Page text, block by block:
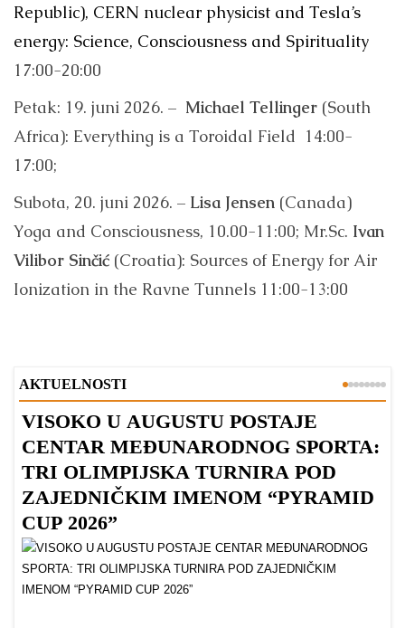
Republic), CERN nuclear physicist and Tesla’s
energy: Science, Consciousness and Spirituality
17:00-20:00
Petak: 19. juni 2026. – Michael Tellinger (South
Africa): Everything is a Toroidal Field 14:00-
17:00;
Subota, 20. juni 2026. – Lisa Jensen (Canada)
Yoga and Consciousness, 10.00-11:00; Mr.Sc. Ivan
Vilibor Sinčić (Croatia): Sources of Energy for Air
Ionization in the Ravne Tunnels 11:00-13:00
AKTUELNOSTI
VISOKO U AUGUSTU POSTAJE
CENTAR MEĐUNARODNOG SPORTA:
TRI OLIMPIJSKA TURNIRA POD
ZAJEDNIČKIM IMENOM “PYRAMID
CUP 2026”